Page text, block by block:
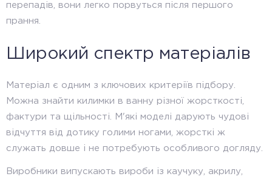
перепадів, вони легко порвуться після першого
прання.
Широкий спектр матеріалів
Матеріал є одним з ключових критеріїв підбору.
Можна знайти килимки в ванну різної жорсткості,
фактури та щільності. М'які моделі дарують чудові
відчуття від дотику голими ногами, жорсткі ж
служать довше і не потребують особливого догляду.
Виробники випускають вироби із каучуку, акрилу,